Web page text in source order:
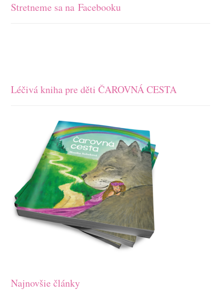
Stretneme sa na Facebooku
Léčivá kniha pre děti ČAROVNÁ CESTA
Najnovšie články